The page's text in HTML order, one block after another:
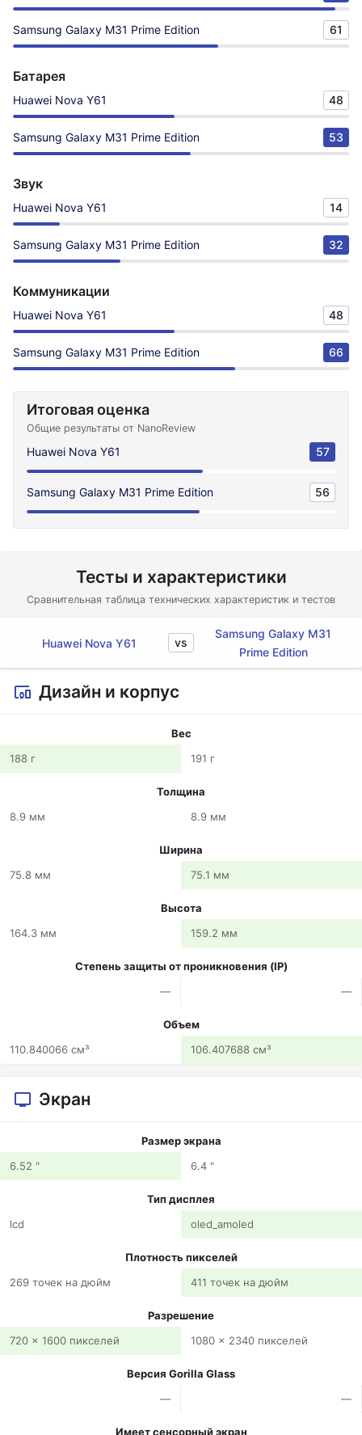
Samsung Galaxy M31 Prime Edition 61
Батарея
Huawei Nova Y61 48
Samsung Galaxy M31 Prime Edition 53
Звук
Huawei Nova Y61 14
Samsung Galaxy M31 Prime Edition 32
Коммуникации
Huawei Nova Y61 48
Samsung Galaxy M31 Prime Edition 66
Итоговая оценка
Общие результаты от NanoReview
Huawei Nova Y61 57
Samsung Galaxy M31 Prime Edition 56
Тесты и характеристики
Сравнительная таблица технических характеристик и тестов
Huawei Nova Y61 vs
Samsung Galaxy M31
Prime Edition
Дизайн и корпус
Вес
188 г
191 г
Толщина
8.9 мм
8.9 мм
Ширина
75.8 мм
75.1 мм
Высота
164.3 мм
159.2 мм
Степень защиты от проникновения (IP)
—
—
Объем
110.840066 см³
106.407688 см³
Экран
Размер экрана
6.52 "
6.4 "
Тип дисплея
lcd
oled_amoled
Плотность пикселей
269 точек на дюйм
411 точек на дюйм
Разрешение
720 x 1600 пикселей
1080 x 2340 пикселей
Версия Gorilla Glass
—
—
Имеет сенсорный экран